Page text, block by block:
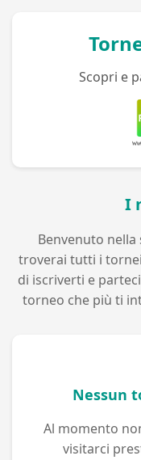
Scopri e
I
Benvenuto
troverai tutti i
di iscriverti e
torneo che più ti
Nessun
Al momento
visitarci